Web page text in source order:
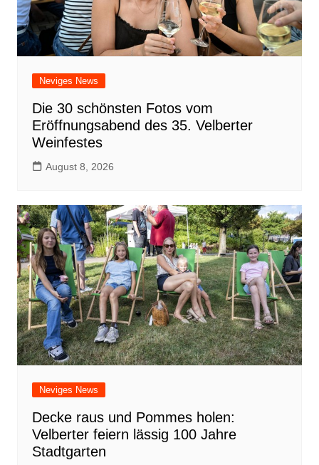
Neviges News
Die 30 schönsten Fotos vom
Eröffnungsabend des 35. Velberter
Weinfestes
August 8, 2026
Neviges News
Decke raus und Pommes holen:
Velberter feiern lässig 100 Jahre
Stadtgarten